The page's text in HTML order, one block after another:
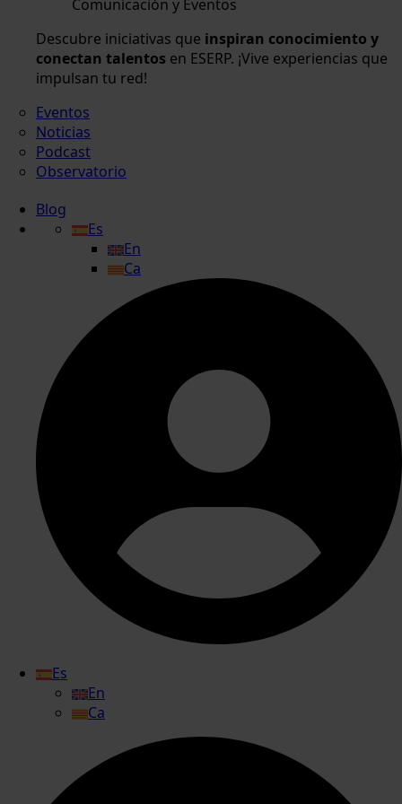
Comunicación y Eventos
Descubre iniciativas que inspiran conocimiento y
conectan talentos en ESERP. ¡Vive experiencias que
impulsan tu red!
Eventos
Noticias
Podcast
Observatorio
Blog
Es
En
Ca
Es
En
Ca